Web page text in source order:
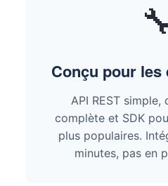
Conçu pour les
API REST
complète et SDK
plus populaires.
minutes, pas en